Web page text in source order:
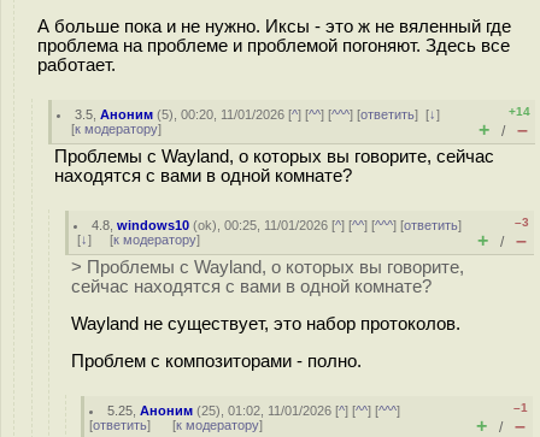
А больше пока и не нужно. Иксы - это ж не вяленный где
проблема на проблеме и проблемой погоняют. Здесь все
работает.
3.5 ,Аноним (5), 00:20, 11/01/2026 [^] [^^] [^^^] [ответить][↓]
[к модератору]
+14
+ / –
Проблемы с Wayland, о которых вы говорите, сейчас
находятся с вами в одной комнате?
4.8 ,windows10 (ok), 00:25, 11/01/2026 [^] [^^] [^^^] [ответить]
[↓] [к модератору]
–3
+ / –
> Проблемы с Wayland, о которых вы говорите,
сейчас находятся с вами в одной комнате?
Wayland не существует, это набор протоколов.
Проблем с композиторами - полно.
5.25 ,Аноним (25), 01:02, 11/01/2026 [^] [^^] [^^^]
[ответить] [к модератору]
–1
+ / –